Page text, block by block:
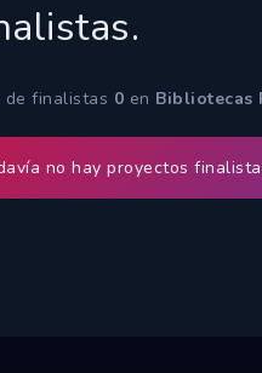
de finalistas 0 en Bibliotecas
no hay proyectos